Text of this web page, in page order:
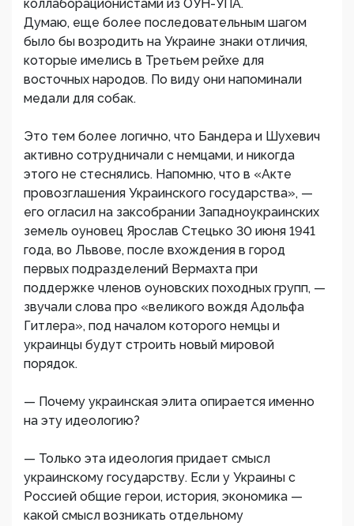
коллаборационистами из ОУН-УПА.
Думаю, еще более последовательным шагом
было бы возродить на Украине знаки отличия,
которые имелись в Третьем рейхе для
восточных народов. По виду они напоминали
медали для собак.
Это тем более логично, что Бандера и Шухевич
активно сотрудничали с немцами, и никогда
этого не стеснялись. Напомню, что в «Акте
провозглашения Украинского государства», —
его огласил на заксобрании Западноукраинских
земель оуновец Ярослав Стецько 30 июня 1941
года, во Львове, после вхождения в город
первых подразделений Вермахта при
поддержке членов оуновских походных групп, —
звучали слова про «великого вождя Адольфа
Гитлера», под началом которого немцы и
украинцы будут строить новый мировой
порядок.
— Почему украинская элита опирается именно
на эту идеологию?
— Только эта идеология придает смысл
украинскому государству. Если у Украины с
Россией общие герои, история, экономика —
какой смысл возникать отдельному